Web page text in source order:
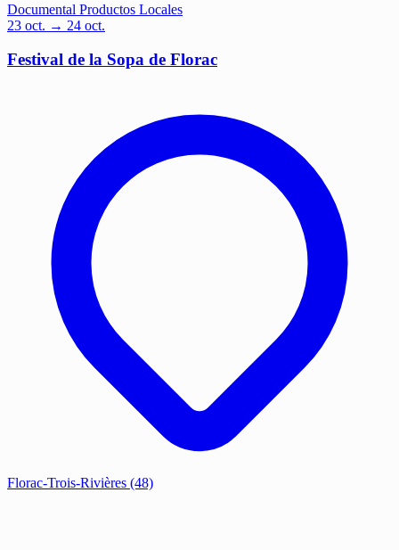
Documental Productos Locales
23 oct. → 24 oct.
Festival de la Sopa de Florac
Florac-Trois-Rivières (48)